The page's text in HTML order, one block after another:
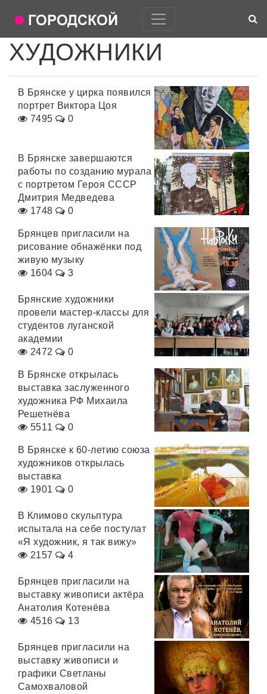
ХУДОЖНИКИ
В Брянске у цирка появился
портрет Виктора Цоя
7495
0
В Брянске завершаются
работы по созданию мурала
с портретом Героя СССР
Дмитрия Медведева
1748
0
Брянцев пригласили на
рисование обнажёнки под
живую музыку
1604
3
Брянские художники
провели мастер-классы для
студентов луганской
академии
2472
0
В Брянске открылась
выставка заслуженного
художника РФ Михаила
Решетнёва
5511
0
В Брянске к 60-летию союза
художников открылась
выставка
1901
0
В Климово скульптура
испытала на себе постулат
«Я художник, я так вижу»
2157
4
Брянцев пригласили на
выставку живописи актёра
Анатолия Котенёва
4516
13
Брянцев пригласили на
выставку живописи и
графики Светланы
Самохваловой